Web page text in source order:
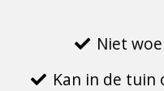
Niet
Kan in de tuin